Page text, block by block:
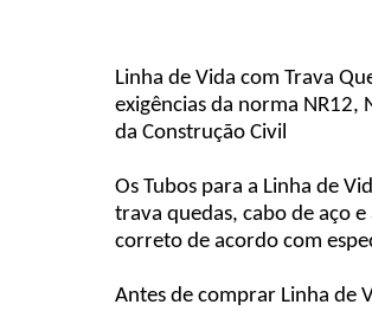
Linha de Vida com Trava
exigências da norma NR12,
da Construção Civil
Os Tubos para a Linha de
trava quedas, cabo de aço
correto de acordo com
Antes de comprar Linha de